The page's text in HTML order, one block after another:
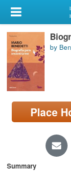
My Account
Library Card
Sign In
Search
Locations/Hours
page)
by
Place
Summary